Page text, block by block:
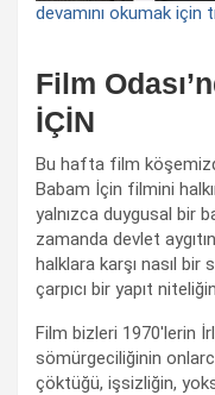
devamını okumak için
Film
İÇİN
Bu hafta film
Babam İçin filmini
yalnızca duygusal bir
zamanda devlet
halklara karşı nasıl bir
çarpıcı bir yapıt
Film bizleri 1970'lerin
sömürgeciliğinin
çöktüğü, işsizliğin,